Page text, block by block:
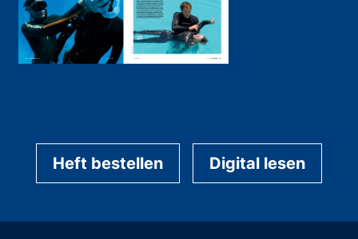
Heft bestellen Digital lesen